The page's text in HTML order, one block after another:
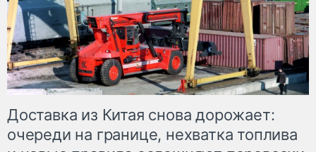
Доставка из Китая снова дорожает:
очереди на границе, нехватка топлива